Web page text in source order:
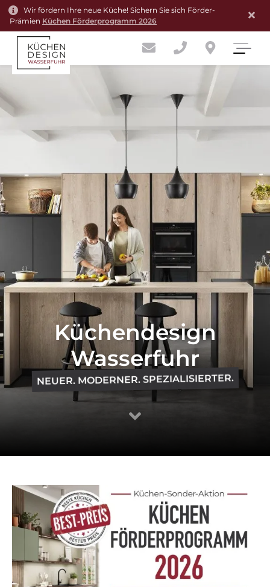
Wir fördern Ihre neue Küche! Sichern Sie sich Förder-
Prämien Küchen Förderprogramm 2026
Küchendesign
Wasserfuhr
NEUER. MODERNER. SPEZIALISIERTER.